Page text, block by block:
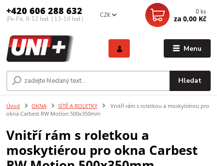
Menu
CZK
Hledat
+420 606 288 632
(Po-Pá, 8-12 hod. | 13-16 hod.)
0 ks
za 0,00 Kč
Úvod OKNA SÍTĚ A ROLETKY
Vnitří rám s roletkou a moskytiérou pro
okna Carbest RW Motion 500x350mm
Vnitří rám s roletkou a
moskytiérou pro okna Carbest